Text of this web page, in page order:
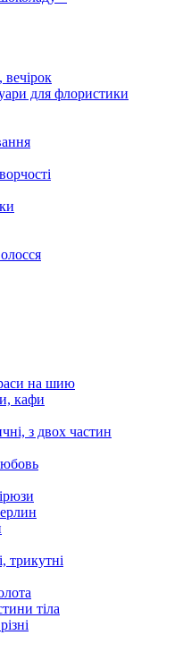
вечірок
для флористики
на шию
кафи
з двох частин
трикутні
тіла